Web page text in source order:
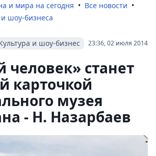
и мира на сегодня
Все новости
шоу-бизнеса
23:36, 02 июля 2014
и шоу-бизнес
человек» станет
карточкой
музея
- Н. Назарбаев